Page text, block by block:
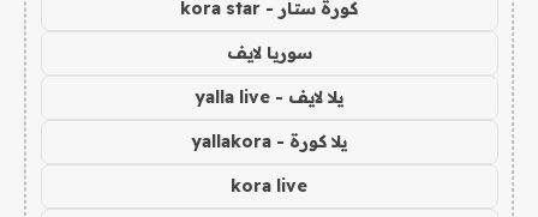
كورة ستار - kora star
سوريا لايف
يلا لايف - yalla live
يلا كورة - yallakora
kora live